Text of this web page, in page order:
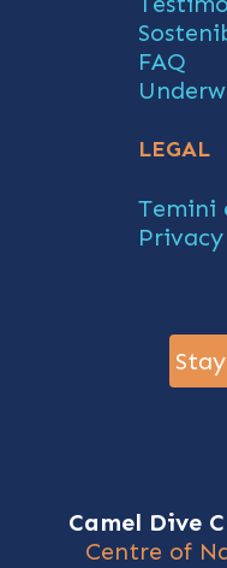
FAQ
LEGAL
Temini
Camel Dive
Centre of